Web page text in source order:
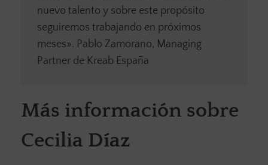
nuevo talento y sobre este propósito
seguiremos trabajando en próximos
meses». Pablo Zamorano, Managing
Partner de Kreab España
Más información sobre
Cecilia Díaz